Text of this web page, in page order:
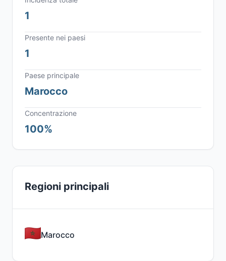
1
Presente nei paesi
1
Paese principale
Marocco
Concentrazione
100%
Regioni principali
Marocco